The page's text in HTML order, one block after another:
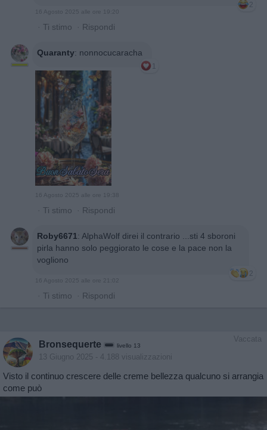
2
16 Agosto 2025 alle ore 19:20
· Ti stimo · Rispondi
Quaranty: nonnocucaracha
1
16 Agosto 2025 alle ore 19:38
· Ti stimo · Rispondi
Roby6671: AlphaWolf direi il contrario ...sti 4 sboroni
pirla hanno solo peggiorato le cose e la pace non la
vogliono
2
16 Agosto 2025 alle ore 21:02
· Ti stimo · Rispondi
Vaccata
Bronsequerte livello 13
13 Giugno 2025 - 4.188 visualizzazioni
Visto il continuo crescere delle creme bellezza qualcuno si arrangia
come può